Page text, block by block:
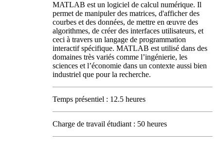
MATLAB est un logiciel de calcul numérique. Il
permet de manipuler des matrices, d'afficher des
courbes et des données, de mettre en œuvre des
algorithmes, de créer des interfaces utilisateurs, et
ceci à travers un langage de programmation
interactif spécifique. MATLAB est utilisé dans des
domaines très variés comme l’ingénierie, les
sciences et l’économie dans un contexte aussi bien
industriel que pour la recherche.
Temps présentiel : 12.5 heures
Charge de travail étudiant : 50 heures